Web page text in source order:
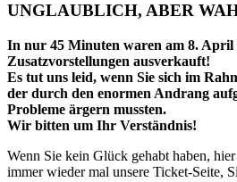
UNGLAUBLICH, ABER
In nur 45 Minuten waren am 8. April
Zusatzvorstellungen ausverkauft!
Es tut uns leid, wenn Sie sich im
der durch den enormen Andrang
Probleme ärgern mussten.
Wir bitten um Ihr Verständnis!
Wenn Sie kein Glück gehabt haben,
immer wieder mal unsere Ticket-Seite,